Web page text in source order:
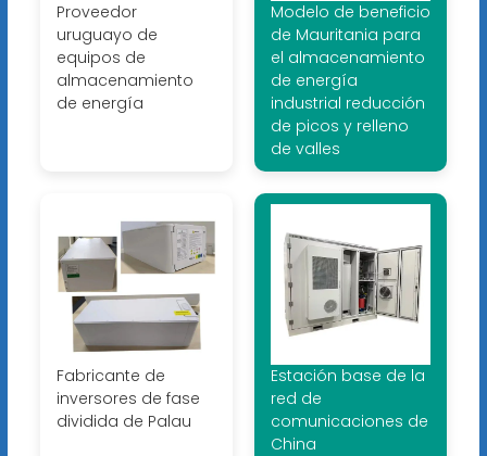
Proveedor
uruguayo de
equipos de
almacenamiento
de energía
Modelo de beneficio
de Mauritania para
el almacenamiento
de energía
industrial reducción
de picos y relleno
de valles
Fabricante de
inversores de fase
dividida de Palau
Estación base de la
red de
comunicaciones de
China